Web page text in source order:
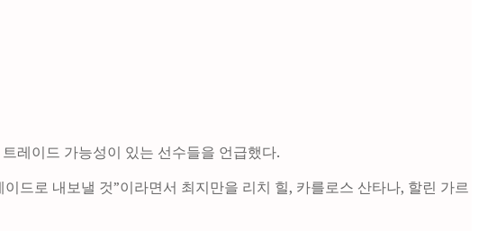
레이드 가능성이 있는 선수들을 언급했다.
드로 내보낼 것”이라면서 최지만을 리치 힐, 카를로스 산타나, 할린 가르